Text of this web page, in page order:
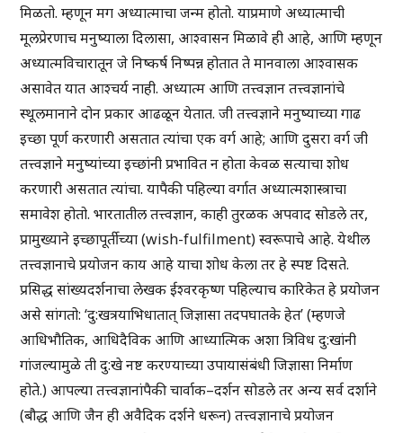
मिळतो. म्हणून मग अध्यात्माचा जन्म होतो. याप्रमाणे अध्यात्माची
मूलप्रेरणाच मनुष्याला दिलासा, आश्वासन मिळावे ही आहे, आणि म्हणून
अध्यात्मविचारातून जे निष्कर्ष निष्पन्न होतात ते मानवाला आश्वासक
असावेत यात आश्चर्य नाही. अध्यात्म आणि तत्त्वज्ञान तत्त्वज्ञानांचे
स्थूलमानाने दोन प्रकार आढळून येतात. जी तत्त्वज्ञाने मनुष्याच्या गाढ
इच्छा पूर्ण करणारी असतात त्यांचा एक वर्ग आहे; आणि दुसरा वर्ग जी
तत्त्वज्ञाने मनुष्यांच्या इच्छांनी प्रभावित न होता केवळ सत्याचा शोध
करणारी असतात त्यांचा. यापैकी पहिल्या वर्गात अध्यात्मशास्त्राचा
समावेश होतो. भारतातील तत्त्वज्ञान, काही तुरळक अपवाद सोडले तर,
प्रामुख्याने इच्छापूर्तीच्या (wish-fulfilment) स्वरूपाचे आहे. येथील
तत्त्वज्ञानाचे प्रयोजन काय आहे याचा शोध केला तर हे स्पष्ट दिसते.
प्रसिद्ध सांख्यदर्शनाचा लेखक ईश्वरकृष्ण पहिल्याच कारिकेत हे प्रयोजन
असे सांगतो: ‘दु:खत्रयाभिधातात् जिज्ञासा तदपघातके हेत’ (म्हणजे
आधिभौतिक, आधिदैविक आणि आध्यात्मिक अशा त्रिविध दु:खांनी
गांजल्यामुळे ती दु:खे नष्ट करण्याच्या उपायासंबंधी जिज्ञासा निर्माण
होते.) आपल्या तत्त्वज्ञानांपैकी चार्वाक–दर्शन सोडले तर अन्य सर्व दर्शाने
(बौद्ध आणि जैन ही अवैदिक दर्शने धरून) तत्त्वज्ञानाचे प्रयोजन